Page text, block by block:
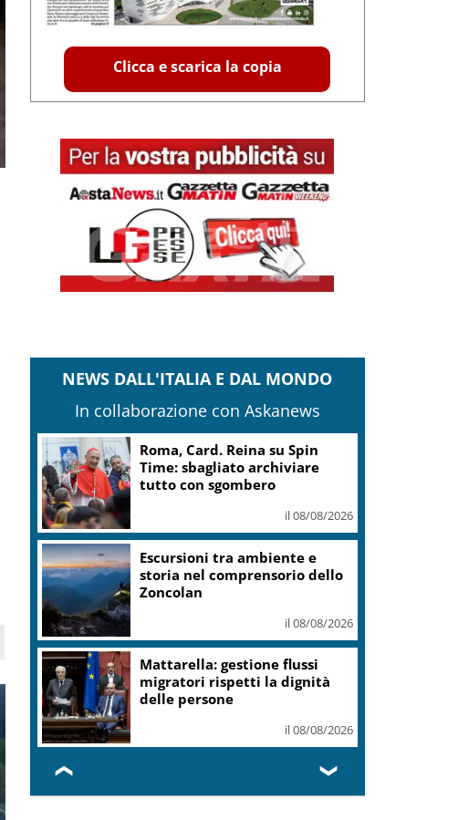
Clicca e scarica la copia
NEWS DALL'ITALIA E DAL MONDO
In collaborazione con Askanews
Roma, Card. Reina su Spin
Time: sbagliato archiviare
tutto con sgombero
il 08/08/2026
Escursioni tra ambiente e
storia nel comprensorio dello
Zoncolan
il 08/08/2026
Mattarella: gestione flussi
migratori rispetti la dignità
delle persone
il 08/08/2026
❮ ❯